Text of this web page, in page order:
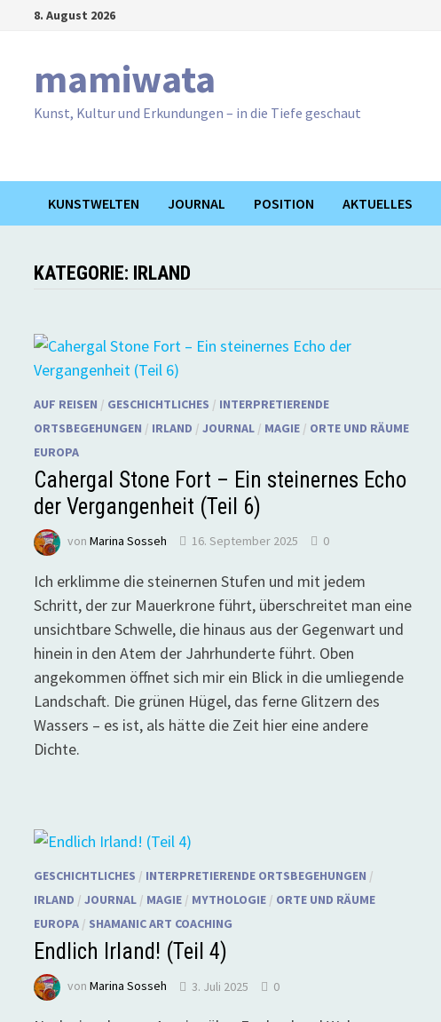
8. August 2026
mamiwata
Kunst, Kultur und Erkundungen – in die Tiefe geschaut
KUNSTWELTEN JOURNAL POSITION AKTUELLES
KATEGORIE: IRLAND
AUF REISEN / GESCHICHTLICHES / INTERPRETIERENDE
ORTSBEGEHUNGEN / IRLAND /JOURNAL / MAGIE / ORTE UND RÄUME
EUROPA
Cahergal Stone Fort – Ein steinernes Echo
der Vergangenheit (Teil 6)
vonMarina Sosseh 16. September 2025 0
Ich erklimme die steinernen Stufen und mit jedem
Schritt, der zur Mauerkrone führt, überschreitet man eine
unsichtbare Schwelle, die hinaus aus der Gegenwart und
hinein in den Atem der Jahrhunderte führt. Oben
angekommen öffnet sich mir ein Blick in die umliegende
Landschaft. Die grünen Hügel, das ferne Glitzern des
Wassers – es ist, als hätte die Zeit hier eine andere
Dichte.
GESCHICHTLICHES / INTERPRETIERENDE ORTSBEGEHUNGEN /
IRLAND /JOURNAL / MAGIE / MYTHOLOGIE / ORTE UND RÄUME
EUROPA / SHAMANIC ART COACHING
Endlich Irland! (Teil 4)
vonMarina Sosseh 3. Juli 2025 0